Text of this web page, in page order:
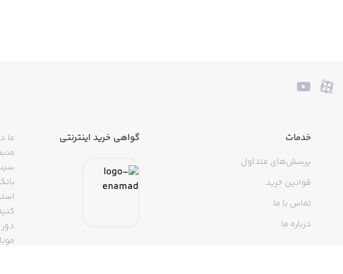
خدمات
پرسش‌های متداول
قوانین خرید
تماس با ما
درباره ما
گواهی خرید اینترنتی
ما